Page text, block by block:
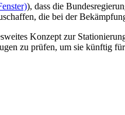
), dass die
die bei der
Konzept zur
zu prüfen, um sie künftig